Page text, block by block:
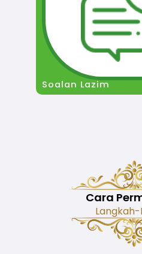
Soalan Lazim
Cara